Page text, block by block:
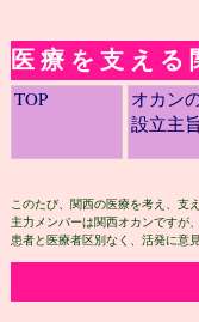
医療を支え
TOP
オカン
設立主旨
このたび、関西の医療を考え、支
主力メンバーは関西オカンですが
患者と医療者区別なく、活発に意